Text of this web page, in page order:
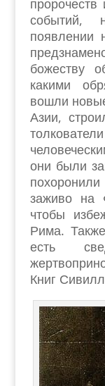
событий,
появлении
божеству
какими
вошли
Азии,
они были
заживо на
чтобы
Рима.
есть
Книг